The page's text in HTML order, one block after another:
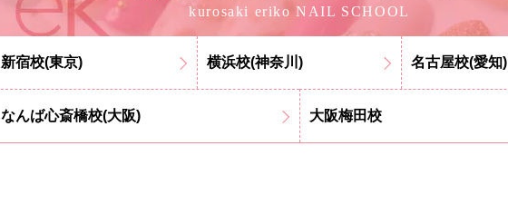
kurosaki eriko NAIL SCHOOL
新宿校(東京) 横浜校(神奈川) 名古屋校(愛知)
なんば心斎橋校(大阪) 大阪梅田校